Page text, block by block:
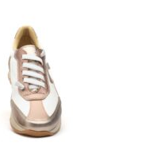
se
pueden
elegir
en
la
página
de
producto